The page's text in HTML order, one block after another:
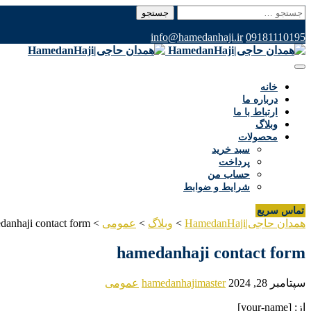
جستجو
09181110195
info@hamedanhaji.ir
خانه
درباره ما
ارتباط با ما
وبلاگ
محصولات
سبد خرید
پرداخت
حساب من
شرایط و ضوابط
تماس سریع
همدان حاجی|HamedanHaji > وبلاگ > عمومی >
contact form
hamedanhaji contact form
سپتامبر 28, 2024 hamedanhajimaster عمومی
از: [your-name]